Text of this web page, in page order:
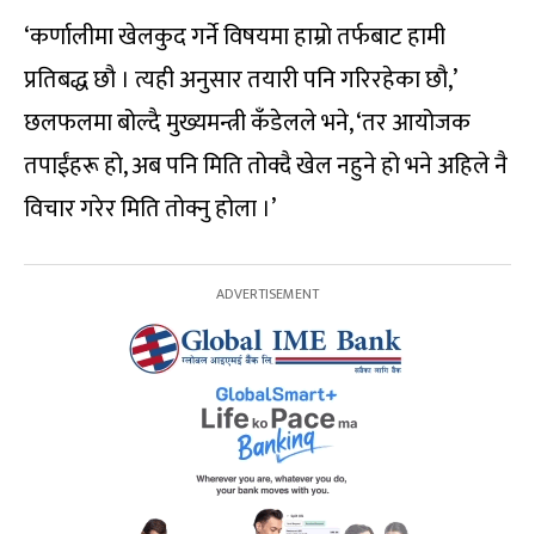
‘कर्णालीमा खेलकुद गर्ने विषयमा हाम्रो तर्फबाट हामी
प्रतिबद्ध छौ । त्यही अनुसार तयारी पनि गरिरहेका छौ,’
छलफलमा बोल्दै मुख्यमन्त्री कँडेलले भने, ‘तर आयोजक
तपाईंहरू हो, अब पनि मिति तोक्दै खेल नहुने हो भने अहिले नै
विचार गरेर मिति तोक्नु होला ।’